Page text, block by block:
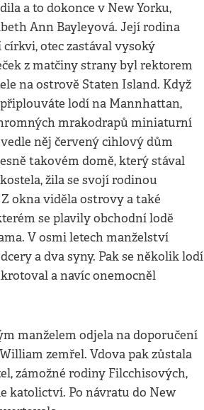
a to dokonce v New Yorku,
Ann Bayleyová. Její rodina
otec zastával vysoký
z matčiny strany byl rektorem
na ostrově Staten Island. Když
lodí na Mannhattan,
mrakodrapů miniaturní
něj červený cihlový dům
takovém domě, který stával
žila se svojí rodinou
okna viděla ostrovy a také
se plavily obchodní lodě
V osmi letech manželství
a dva syny. Pak se několik lodí
a navíc onemocněl
manželem odjela na doporučení
zemřel. Vdova pak zůstala
zámožné rodiny Filcchisových,
katolictví. Po návratu do New